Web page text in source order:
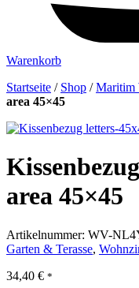
Warenkorb
Startseite / Shop /Maritim
area 45×45
area 45×45
Artikelnummer: WV-
Garten & Terasse,
34,40 € *